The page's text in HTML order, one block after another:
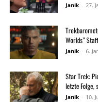
Janik - 27.
Worlds”
Janik - 6.
Star Trek:
letzte
Janik - 10.